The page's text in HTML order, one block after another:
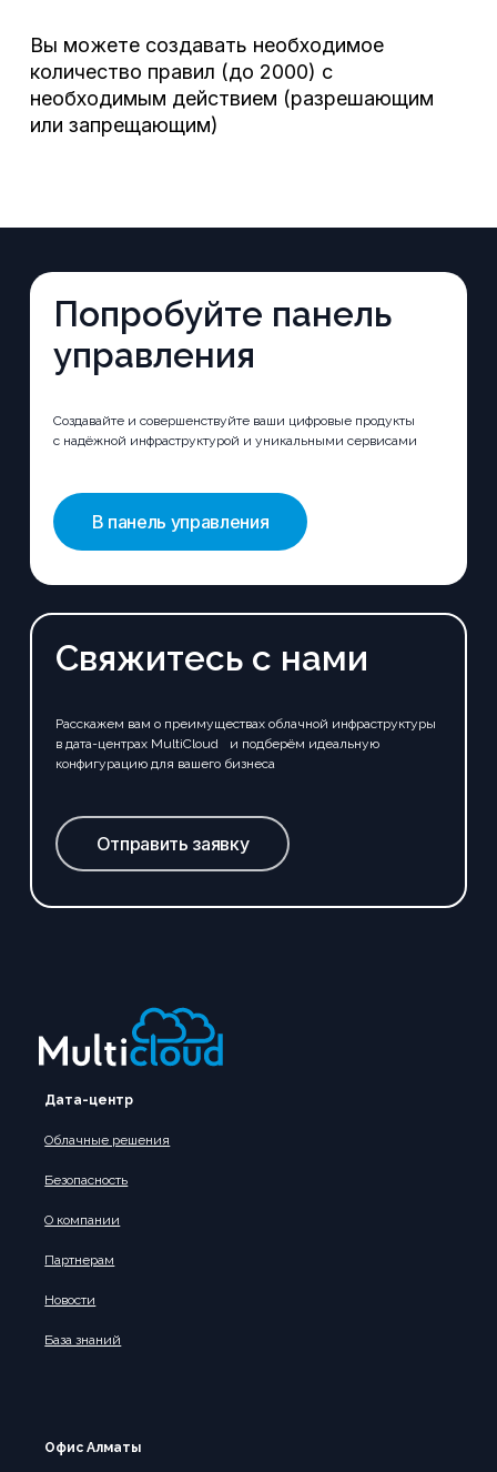
Вы можете создавать необходимое
количество правил (до 2000) с
необходимым действием (разрешающим
или запрещающим)
Попробуйте панель
управления
Создавайте и совершенствуйте ваши цифровые продукты
с надёжной инфраструктурой и уникальными сервисами
В панель управления
Свяжитесь с нами
Расскажем вам о преимуществах облачной инфраструктуры
в дата-центрах MultiCloud и подберём идеальную
конфигурацию для вашего бизнеса
Отправить заявку
Дата-центр
Облачные решения
Безопасность
О компании
Партнерам
Новости
База знаний
Офис Алматы